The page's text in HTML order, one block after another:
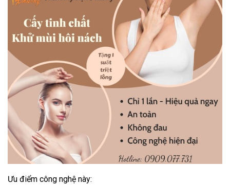
Ưu điểm công nghệ này: